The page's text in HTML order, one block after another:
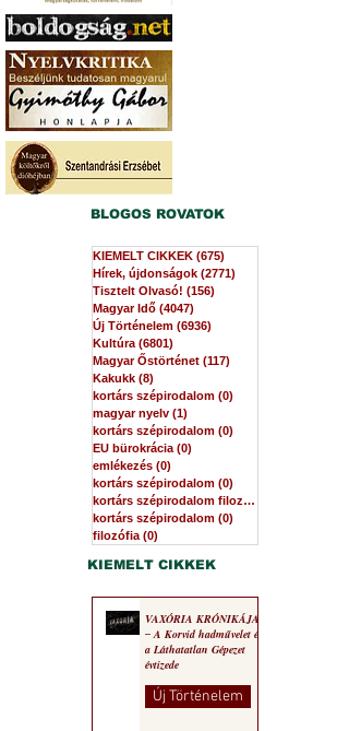
BLOGOS ROVATOK
KIEMELT CIKKEK (675)
Hírek, újdonságok (2771)
Tisztelt Olvasó! (156)
Magyar Idő (4047)
Új Történelem (6936)
Kultúra (6801)
Magyar Őstörténet (117)
Kakukk (8)
kortárs szépirodalom (0)
magyar nyelv (1)
kortárs szépirodalom (0)
EU bürokrácia (0)
emlékezés (0)
kortárs szépirodalom (0)
kortárs szépirodalom filozófia
kortárs szépirodalom (0)
filozófia (0)
KIEMELT CIKKEK
VAXÓRIA KRÓNIKÁJA
‒ A Korvid hadművelet és
a Láthatatlan Gépezet
évtizede
Új Történelem